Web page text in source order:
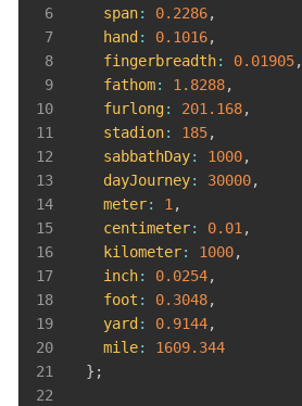
6
span: 0.2286,
7
hand : 0.1016,
8
fingerbreadth: 0.01905,
9
fathom: 1.8288,
10
furlong: 201.168,
11
stadion: 185,
12
sabbathDay: 1000,
13
dayJourney: 30000,
14
meter: 1 ,
15
centimeter: 0.01 ,
16
kilometer: 1000,
17
inch: 0.0254,
18
foot : 0.3048,
19
yard : 0.9144,
20
mile:
1609.344
21
} ;
22